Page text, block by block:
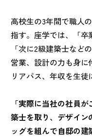
高校生の3年間で職人
指す。座学では、「卒
「次に2級建築士など
営業、設計の力も身に
リアパス、年収を生徒
「実際に当社の社員
築士を取り、デザイン
ッグを組んで自邸の